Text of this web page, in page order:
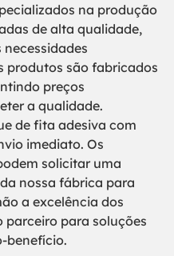
na produção
de alta qualidade,
produtos são fabricados
preços
a qualidade.
de fita adesiva com
imediato. Os
solicitar uma
nossa fábrica para
a excelência dos
parceiro para soluções
benefício.